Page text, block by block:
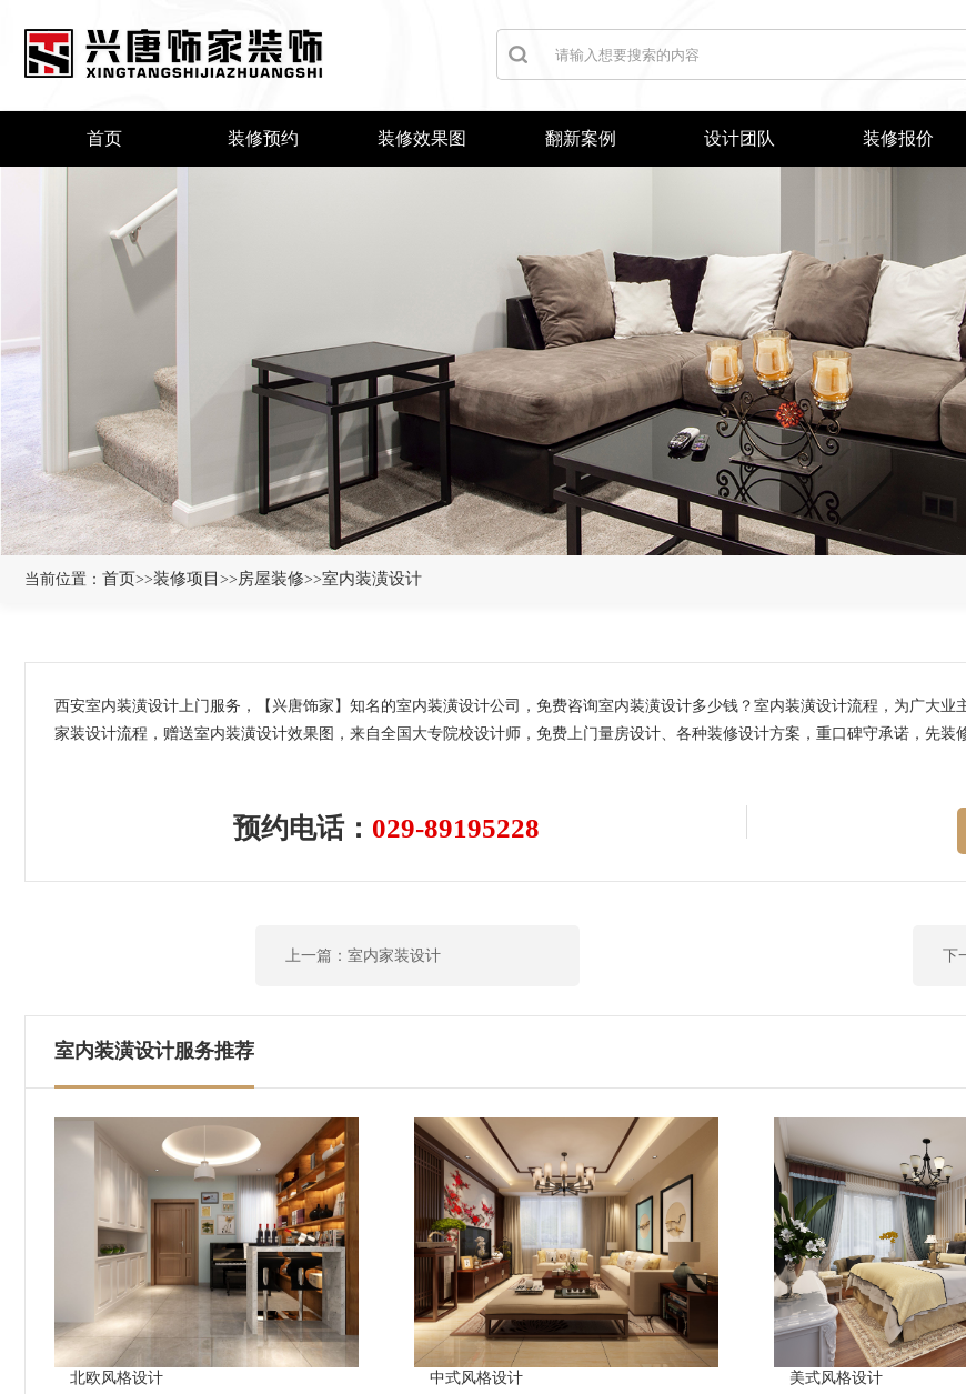
首页 装修预约 装修效果图 翻新案例 设计团队 装修报价
当前位置： 首页>>装修项目 >> 房屋装修>>室内装潢设计
西安室内装潢设计上门服务，【兴唐饰家】知名的室内装潢设计公司，免费咨询室内装潢设计多少钱？室内装潢设计流程，为广大
家装设计流程，赠送室内装潢设计效果图，来自全国大专院校设计师，免费上门量房设计、各种装修设计方案，重口碑守承诺，先装
预约电话： 029-89195228
上一篇：室内家装设计 下
室内装潢设计服务推荐
北欧风格设计 中式风格设计 美式风格设计